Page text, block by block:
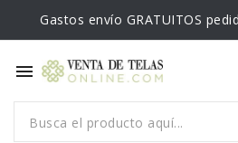
Gastos envío GRATUITOS
menu